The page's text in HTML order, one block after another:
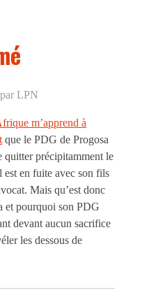
LPN
m’apprend à
que le PDG de Progosa
quitter précipitamment le
est en fuite avec son fils
Mais qu’est donc
et pourquoi son PDG
devant aucun sacrifice
les dessous de